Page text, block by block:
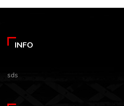
INFO
sds